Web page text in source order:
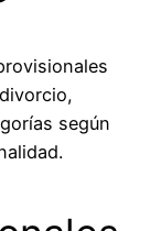
según